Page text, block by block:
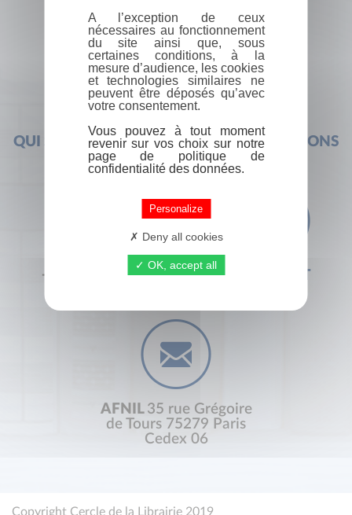
QUI SOMMES-NOUS ?FOIRE AUX QUESTIONS
+33 (0) 1 44 41 29 19 CONTACT
AFNIL 35 rue Grégoire
de Tours 75279 Paris
Cedex 06
Copyright Cercle de la Librairie 2019
A l’exception de ceux
nécessaires au fonctionnement
du site ainsi que, sous
certaines conditions, à la
mesure d’audience, les cookies
et technologies similaires ne
peuvent être déposés qu’avec
votre consentement.
Vous pouvez à tout moment
revenir sur vos choix sur notre
page de politique de
confidentialité des données.
Personalize
Deny all cookies
OK, accept all